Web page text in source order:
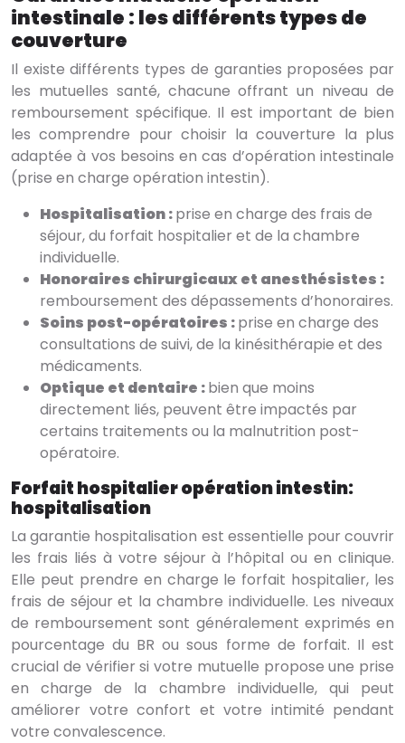
intestinale : les différents types de
couverture
Il existe différents types de garanties proposées par
les mutuelles santé, chacune offrant un niveau de
remboursement spécifique. Il est important de bien
les comprendre pour choisir la couverture la plus
adaptée à vos besoins en cas d’opération intestinale
(prise en charge opération intestin).
Hospitalisation :prise en charge des frais de
séjour, du forfait hospitalier et de la chambre
individuelle.
Honoraires chirurgicaux et anesthésistes :
remboursement des dépassements d’honoraires.
Soins post-opératoires :prise en charge des
consultations de suivi, de la kinésithérapie et des
médicaments.
Optique et dentaire :bien que moins
directement liés, peuvent être impactés par
certains traitements ou la malnutrition post-
opératoire.
Forfait hospitalier opération intestin:
hospitalisation
La garantie hospitalisation est essentielle pour couvrir
les frais liés à votre séjour à l’hôpital ou en clinique.
Elle peut prendre en charge le forfait hospitalier, les
frais de séjour et la chambre individuelle. Les niveaux
de remboursement sont généralement exprimés en
pourcentage du BR ou sous forme de forfait. Il est
crucial de vérifier si votre mutuelle propose une prise
en charge de la chambre individuelle, qui peut
améliorer votre confort et votre intimité pendant
votre convalescence.